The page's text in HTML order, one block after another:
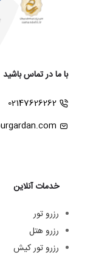
با ما در تماس باشید
02147626262
خدمات آنلاین
رزرو تور
رزرو هتل
رزرو تور کیش